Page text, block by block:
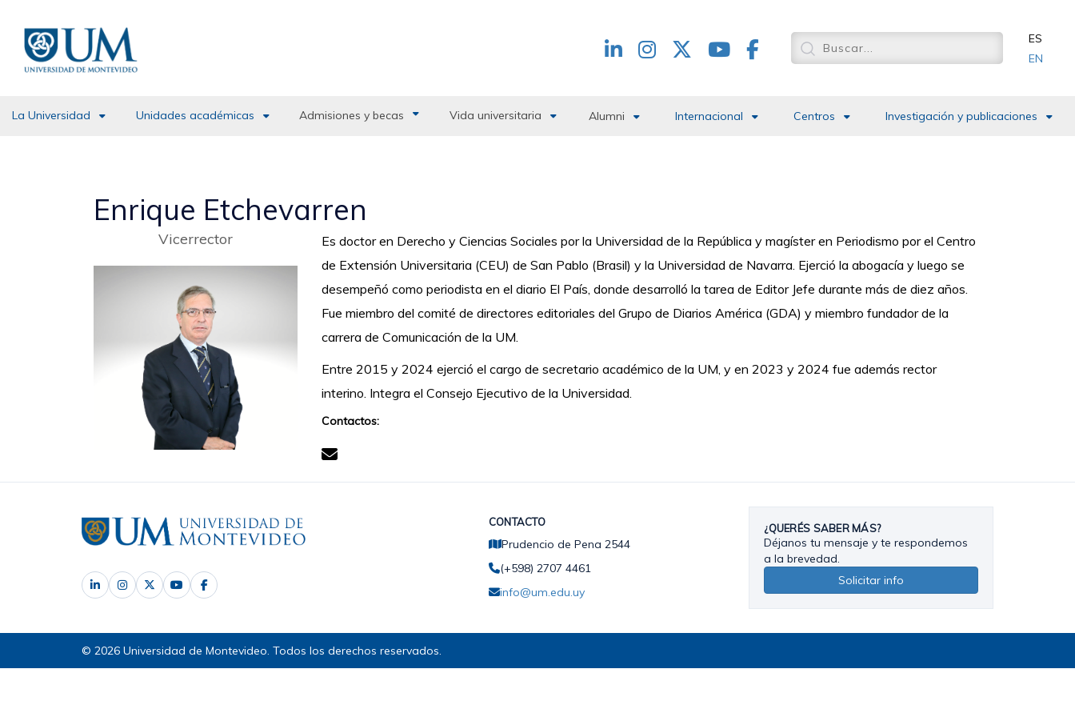
contenido
principal
Redes
ES
EN
La Universidad Unidades académicas Admisiones y becas Vida universitaria Alumni Internacional Centros Investigación y publicaciones
Enrique Etchevarren
Vicerrector
Es doctor en Derecho y Ciencias Sociales por la Universidad de la República y magíster en Periodismo por el Centro
de Extensión Universitaria (CEU) de San Pablo (Brasil) y la Universidad de Navarra. Ejerció la abogacía y luego se
desempeñó como periodista en el diario El País, donde desarrolló la tarea de Editor Jefe durante más de diez años.
Fue miembro del comité de directores editoriales del Grupo de Diarios América (GDA) y miembro fundador de la
carrera de Comunicación de la UM.
Entre 2015 y 2024 ejerció el cargo de secretario académico de la UM, y en 2023 y 2024 fue además rector
interino. Integra el Consejo Ejecutivo de la Universidad.
Contactos:
CONTACTO
Prudencio de Pena 2544
(+598) 2707 4461
info@um.edu.uy
¿QUERÉS SABER MÁS?
Déjanos tu mensaje y te respondemos
a la brevedad.
Solicitar info
© 2026 Universidad de Montevideo. Todos los derechos reservados.